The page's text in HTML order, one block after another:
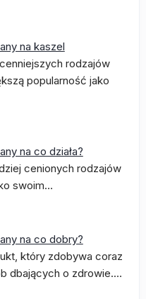
na kaszel
rodzajów
popularność jako
na co działa?
cenionych rodzajów
swoim…
na co dobry?
który zdobywa coraz
dbających o zdrowie.…